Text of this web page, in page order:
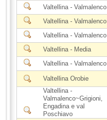
Valtellina - Valmalenco
Valtellina - Valmalenco
Valtellina - Valmalenco
Valtellina - Media
Valtellina - Valmalenco
Valtellina Orobie
Valtellina -
Valmalenco~Grigioni,
Engadina e val
Poschiavo